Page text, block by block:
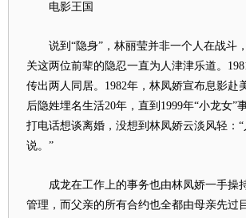
电影王国
说到“隐身”，林丽莹并非一个人在战斗
关这两位前辈的隐忍一直为人津津乐道。
传出两人同居。1982年，林凤娇宣布息影赴
后隐姓埋名生活20年，直到1999年“小龙女
打电话想谈离婚，没想到林凤娇云淡风轻：
说。”
成龙在工作上的事务也由林凤娇一手操
管理，而父亲的所有合约也全都由母亲先过